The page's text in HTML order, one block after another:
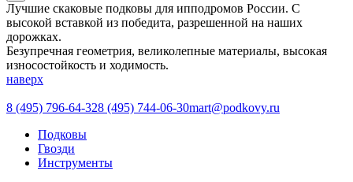
Лучшие скаковые подковы для ипподромов России. С
высокой вставкой из победита, разрешенной на наших
дорожках.
Безупречная геометрия, великолепные материалы, высокая
износостойкость и ходимость.
наверх
8 (495) 796-64-328 (495) 744-06-30mart@podkovy.ru
Подковы
Гвозди
Инструменты